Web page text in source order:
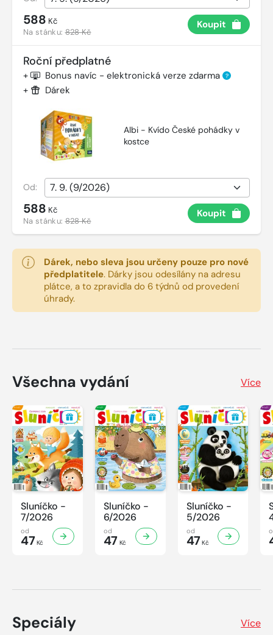
588 Kč
Na stánku:828 Kč
Koupit
Roční předplatné
+ Bonus navíc - elektronická verze zdarma ?
+ Dárek
Albi - Kvído České pohádky v
kostce
Od:
588 Kč
Na stánku:828 Kč
Koupit
Dárek, nebo sleva jsou určeny pouze pro nové
předplatitele. Dárky jsou odesílány na adresu
plátce, a to zpravidla do 6 týdnů od provedení
úhrady.
Všechna vydání Více
Sluníčko -
7/2026
od
47 Kč
Sluníčko -
6/2026
od
47 Kč
Sluníčko -
5/2026
od
47Kč
Speciály Více